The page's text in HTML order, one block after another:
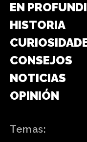
EN
HISTORIA
CONSEJOS
NOTICIAS
OPINIÓN
Temas: